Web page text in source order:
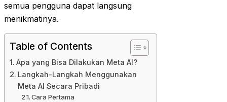
semua pengguna dapat langsung
menikmatinya.
Table of Contents
Apa yang Bisa Dilakukan Meta AI?
Langkah-Langkah Menggunakan
Meta AI Secara Pribadi
Cara Pertama